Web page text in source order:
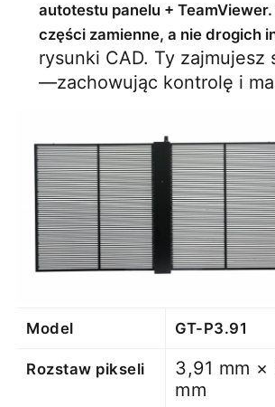
autotestu panelu + TeamViewer.
części zamienne, a nie drogich
rysunki CAD. Ty zajmujesz
—zachowując kontrolę i
Model GT-P3.91
Rozstaw pikseli
3,91 mm ×
mm